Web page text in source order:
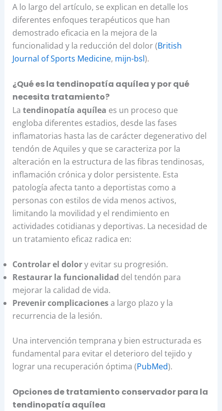
A lo largo del artículo, se explican en detalle los
diferentes enfoques terapéuticos que han
demostrado eficacia en la mejora de la
funcionalidad y la reducción del dolor (British
Journal of Sports Medicine, mijn-bsl).
¿Qué es la tendinopatía aquílea y por qué
necesita tratamiento?
La tendinopatía aquílea es un proceso que
engloba diferentes estadios, desde las fases
inflamatorias hasta las de carácter degenerativo del
tendón de Aquiles y que se caracteriza por la
alteración en la estructura de las fibras tendinosas,
inflamación crónica y dolor persistente. Esta
patología afecta tanto a deportistas como a
personas con estilos de vida menos activos,
limitando la movilidad y el rendimiento en
actividades cotidianas y deportivas. La necesidad de
un tratamiento eficaz radica en:
Controlar el dolory evitar su progresión.
Restaurar la funcionalidad del tendón para
mejorar la calidad de vida.
Prevenir complicacionesa largo plazo y la
recurrencia de la lesión.
Una intervención temprana y bien estructurada es
fundamental para evitar el deterioro del tejido y
lograr una recuperación óptima (PubMed).
Opciones de tratamiento conservador para la
tendinopatía aquílea